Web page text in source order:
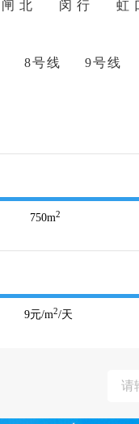
闸 北 闵 行 虹
8号线 9号线
750m2
9元/m2/天